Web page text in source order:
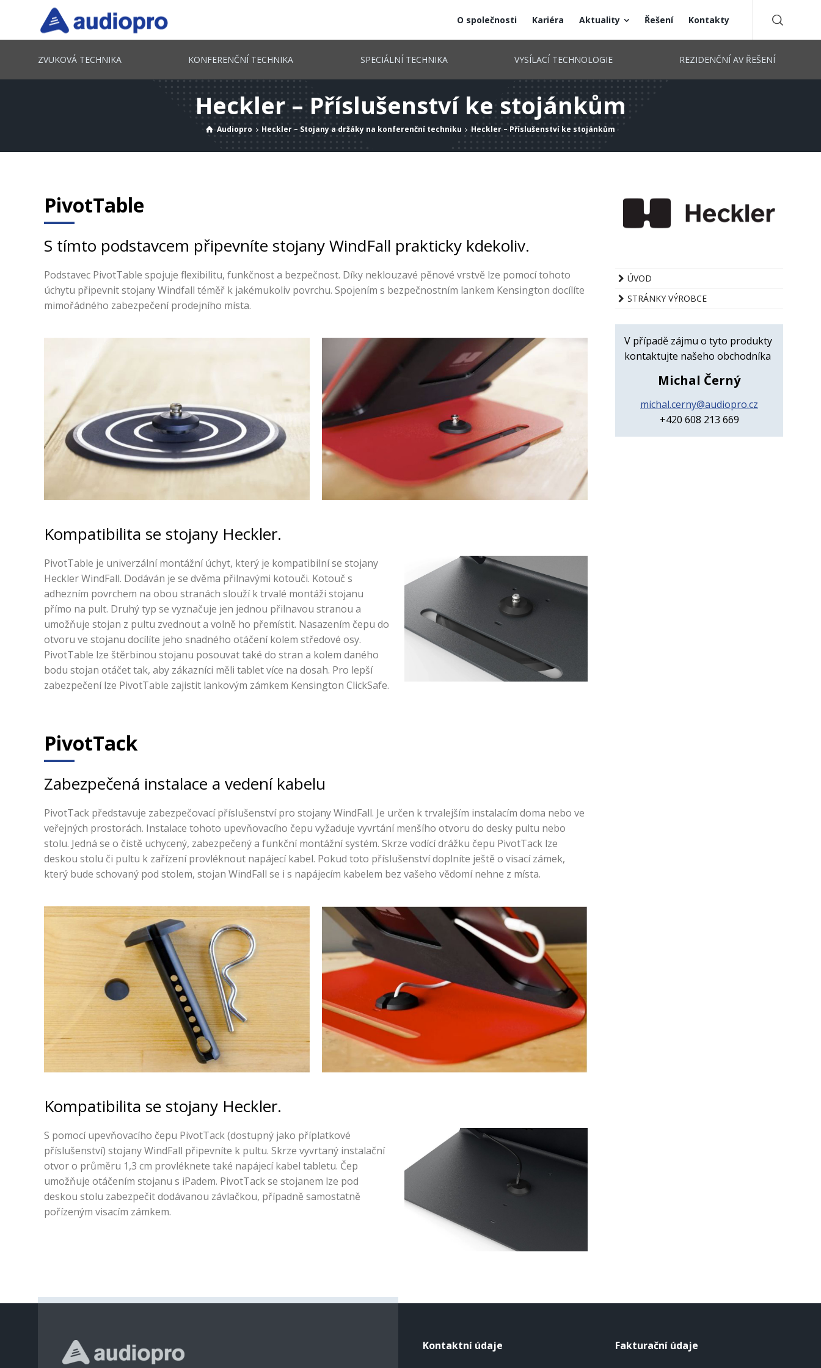
O společnosti Kariéra Aktuality Řešení Kontakty
ZVUKOVÁ TECHNIKA KONFERENČNÍ TECHNIKA SPECIÁLNÍ TECHNIKA VYSÍLACÍ TECHNOLOGIE REZIDENČNÍ AV ŘEŠENÍ
Heckler – Příslušenství ke stojánkům
Audiopro Heckler – Stojany a držáky na konferenční techniku Heckler – Příslušenství ke stojánkům
PivotTable
S tímto podstavcem připevníte stojany WindFall prakticky kdekoliv.
Podstavec PivotTable spojuje flexibilitu, funkčnost a bezpečnost. Díky neklouzavé pěnové vrstvě lze pomocí tohoto
úchytu připevnit stojany Windfall téměř k jakémukoliv povrchu. Spojením s bezpečnostním lankem Kensington docílíte
mimořádného zabezpečení prodejního místa.
Kompatibilita se stojany Heckler.
PivotTable je univerzální montážní úchyt, který je kompatibilní se stojany
Heckler WindFall. Dodáván je se dvěma přilnavými kotouči. Kotouč s
adhezním povrchem na obou stranách slouží k trvalé montáži stojanu
přímo na pult. Druhý typ se vyznačuje jen jednou přilnavou stranou a
umožňuje stojan z pultu zvednout a volně ho přemístit. Nasazením čepu do
otvoru ve stojanu docílíte jeho snadného otáčení kolem středové osy.
PivotTable lze štěrbinou stojanu posouvat také do stran a kolem daného
bodu stojan otáčet tak, aby zákazníci měli tablet více na dosah. Pro lepší
zabezpečení lze PivotTable zajistit lankovým zámkem Kensington ClickSafe.
PivotTack
Zabezpečená instalace a vedení kabelu
PivotTack představuje zabezpečovací příslušenství pro stojany WindFall. Je určen k trvalejším instalacím doma nebo ve
veřejných prostorách. Instalace tohoto upevňovacího čepu vyžaduje vyvrtání menšího otvoru do desky pultu nebo
stolu. Jedná se o čistě uchycený, zabezpečený a funkční montážní systém. Skrze vodící drážku čepu PivotTack lze
deskou stolu či pultu k zařízení provléknout napájecí kabel. Pokud toto příslušenství doplníte ještě o visací zámek,
který bude schovaný pod stolem, stojan WindFall se i s napájecím kabelem bez vašeho vědomí nehne z místa.
Kompatibilita se stojany Heckler.
S pomocí upevňovacího čepu PivotTack (dostupný jako příplatkové
příslušenství) stojany WindFall připevníte k pultu. Skrze vyvrtaný instalační
otvor o průměru 1,3 cm provléknete také napájecí kabel tabletu. Čep
umožňuje otáčením stojanu s iPadem. PivotTack se stojanem lze pod
deskou stolu zabezpečit dodávanou závlačkou, případně samostatně
pořízeným visacím zámkem.
ÚVOD
STRÁNKY VÝROBCE
V případě zájmu o tyto produkty
kontaktujte našeho obchodníka
Michal Černý
michal.cerny@audiopro.cz
+420 608 213 669
Kontaktní údaje Fakturační údaje